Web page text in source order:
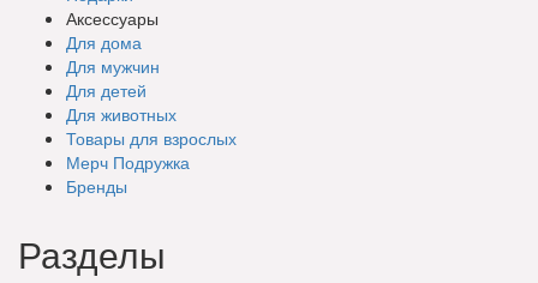
Аксессуары
Для дома
Для мужчин
Для детей
Для животных
Товары для взрослых
Мерч Подружка
Бренды
Разделы